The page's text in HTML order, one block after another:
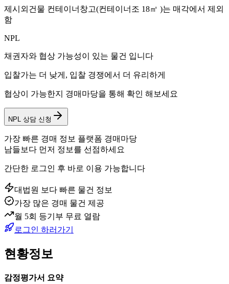
제시외건물 컨테이너창고(컨테이너조 18㎡ )는 매각에서 제외
함
NPL
채권자와 협상 가능성이 있는 물건 입니다
입찰가는 더 낮게, 입찰 경쟁에서 더 유리하게
협상이 가능한지 경매마당을 통해 확인 해보세요
NPL 상담 신청
가장 빠른 경매 정보 플랫폼 경매마당
남들보다 먼저 정보를 선점하세요
간단한 로그인 후 바로 이용 가능합니다
대법원 보다 빠른 물건 정보
가장 많은 경매 물건 제공
월 5회 등기부 무료 열람
로그인 하러가기
현황정보
감정평가서 요약